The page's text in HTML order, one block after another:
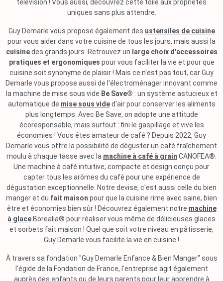
télévision ! Vous aussi, découvrez cette toile aux propriétés
uniques sans plus attendre.
Guy Demarle vous propose également des ustensiles de cuisine
pour vous aider dans votre cuisine de tous les jours, mais aussi la
cuisinedes grands jours. Retrouvez un large choix d'accessoires
pratiques et ergonomiques pour vous faciliter la vie et pour que
cuisine soit synonyme de plaisir ! Mais ce n'est pas tout, car Guy
Demarle vous propose aussi de l'électroménager innovant comme
la machine de mise sous vide Be Save® : un système astucieux et
automatique de mise sous vided'air pour conserver les aliments
plus longtemps. Avec Be Save, on adopte une attitude
écoresponsable, mais surtout : fini le gaspillage et vive les
économies ! Vous êtes amateur de café ? Depuis 2022, Guy
Demarle vous offre la possibilité de déguster un café fraîchement
moulu à chaque tasse avec la machine à café à grain CANOFEA®.
Une machine à café intuitive, compacte et design conçu pour
capter tous les arômes du café pour une expérience de
dégustation exceptionnelle. Notre devise, c'est aussi celle du bien
manger et du fait maison pour que la cuisine rime avec saine, bien
être et économies bien sûr ! Découvrez également notre machine
à glace Borealia® pour réaliser vous même de délicieuses glaces
et sorbets fait maison ! Quel que soit votre niveau en pâtisserie,
Guy Demarle vous facilite la vie en cuisine !
À travers sa fondation "Guy Demarle Enfance & Bien Manger" sous
l'égide de la Fondation de France, l'entreprise agit également
auprès des enfants ou de leurs parents pour leur apprendre à